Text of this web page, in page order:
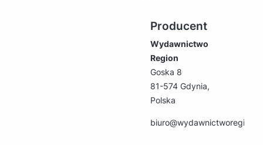
Producent
Wydawnictwo
Region
Goska 8
81-574 Gdynia,
Polska
biuro@wydawnictworegion.pl